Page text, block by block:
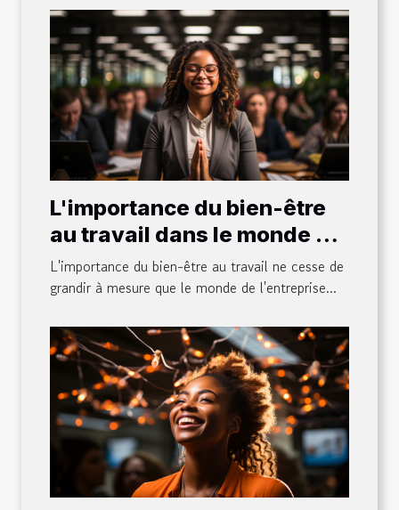
L'importance du bien-être
au travail dans le monde de
l'entreprise
L'importance du bien-être au travail ne cesse de
grandir à mesure que le monde de l'entreprise...